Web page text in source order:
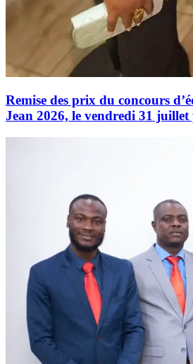
Remise des prix du concours
Jean 2026, le vendredi 31